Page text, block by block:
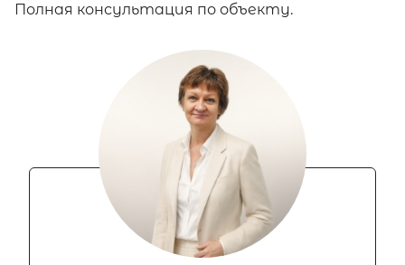
Полная консультация по объекту.